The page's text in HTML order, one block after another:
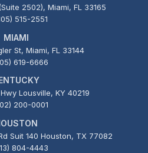
2502), Miami, FL 33165
515-2551
MIAMI
St, Miami, FL 33144
619-6666
Lousville, KY 40219
200-0001
Suit 140 Houston, TX 77082
804-4443